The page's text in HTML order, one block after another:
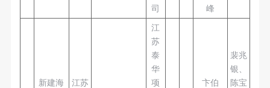
司
峰
新建海
江苏
江
苏
泰
华
项
卞伯
裴兆
银、
陈宝